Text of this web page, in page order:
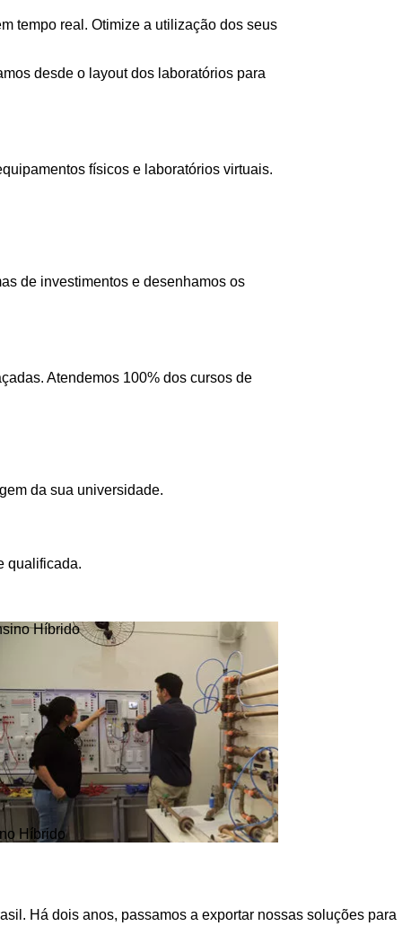
tempo real. Otimize a utilização dos seus
desde o layout dos laboratórios para
físicos e laboratórios virtuais.
de investimentos e desenhamos os
Atendemos 100% dos cursos de
da sua universidade.
qualificada.
Híbrido
Há dois anos, passamos a exportar nossas soluções para